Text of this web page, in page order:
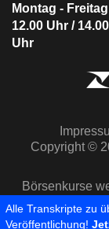
Montag -
12.00 Uhr /
Uhr
Copyright ©
Börsenkurse
Alle Transkripte zu
Veröffentlichung!